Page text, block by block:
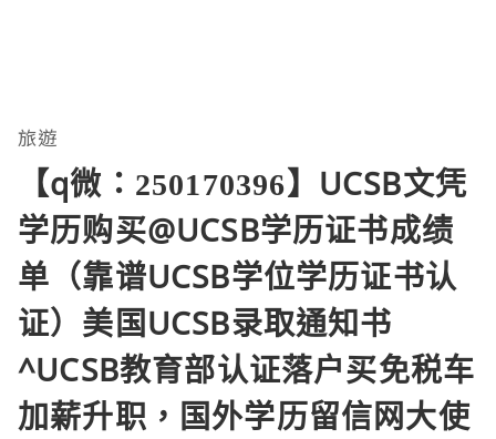
旅遊
【q微：250170396】UCSB文凭
学历购买@UCSB学历证书成绩
单（靠谱UCSB学位学历证书认
证）美国UCSB录取通知书
^UCSB教育部认证落户买免税车
加薪升职，国外学历留信网大使